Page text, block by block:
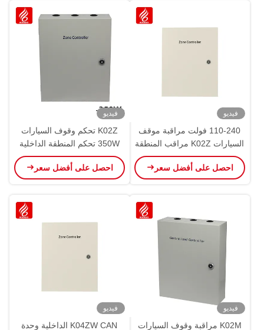
فيديو
110-240 فولت مراقبة موقف
السيارات K02Z مراقب المنطقة
الداخلية RS485 CAN Bus
Ultrasonic PGS ZCU
احصل على أفضل سعر
فيديو
K02Z تحكم وقوف السيارات
350W تحكم المنطقة الداخلية
فوق الصوتية RS485 توجيه
PGS
احصل على أفضل سعر
فيديو
K02M مراقبة وقوف السيارات
فيديو
K04ZW CAN الداخلية وحدة